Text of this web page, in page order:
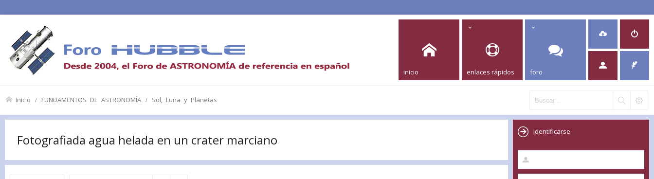
inicio enlaces rápidos foro
Inicio FUNDAMENTOS DE ASTRONOMÍA Sol, Luna y Planetas
Fotografiada agua helada en un crater marciano
Identificarse